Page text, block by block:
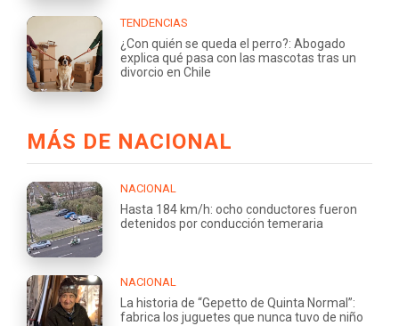
TENDENCIAS
¿Con quién se queda el perro?: Abogado
explica qué pasa con las mascotas tras un
divorcio en Chile
MÁS DE NACIONAL
NACIONAL
Hasta 184 km/h: ocho conductores fueron
detenidos por conducción temeraria
NACIONAL
La historia de “Gepetto de Quinta Normal”:
fabrica los juguetes que nunca tuvo de niño